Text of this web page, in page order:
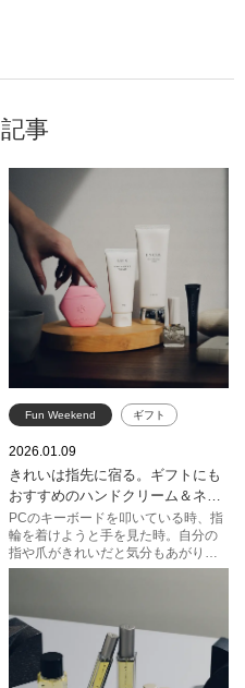
事
Fun Weekend ギフト
ハンドクリーム
乾燥 ゲラン RMK
ADDICTION アルビオン
2026.01.09
きれいは指先に宿る。ギフトにも
おすすめのハンドクリーム＆ネイ
ルケア。
PCのキーボードを叩いている時、指
輪を着けようと手を見た時。自分の
指や爪がきれいだと気分もあがりま
す。冬の外気の乾燥や水濡れなど、
ましょう。さりげなく気の利いたギ
フトにもおすすめです。